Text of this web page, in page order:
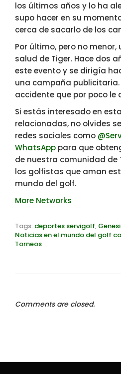
los últimos años y lo ha
supo hacer en su
cerca de sacarlo de los
Por último, pero no
salud de Tiger. Hace dos
este evento y se dirigía
una campaña publicitaria.
accidente que por poco le
Si estás interesado en
relacionadas, no olvides
redes sociales como
WhatsApp para que
de nuestra comunidad de
los golfistas que aman
mundo del golf.
More Networks
Tags: deportes servigolf,
Noticias en el mundo del golf
Torneos
Comments are closed.